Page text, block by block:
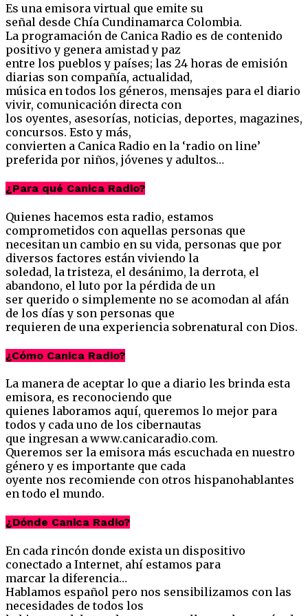
Es una emisora virtual que emite su
señal desde Chía Cundinamarca Colombia.
La programación de Canica Radio es de contenido
positivo y genera amistad y paz
entre los pueblos y países; las 24 horas de emisión
diarias son compañía, actualidad,
música en todos los géneros, mensajes para el diario
vivir, comunicación directa con
los oyentes, asesorías, noticias, deportes, magazines,
concursos. Esto y más,
convierten a Canica Radio en la ‘radio on line’
preferida por niños, jóvenes y adultos…
¿Para qué Canica Radio?
Quienes hacemos esta radio, estamos
comprometidos con aquellas personas que
necesitan un cambio en su vida, personas que por
diversos factores están viviendo la
soledad, la tristeza, el desánimo, la derrota, el
abandono, el luto por la pérdida de un
ser querido o simplemente no se acomodan al afán
de los días y son personas que
requieren de una experiencia sobrenatural con Dios.
¿Cómo Canica Radio?
La manera de aceptar lo que a diario les brinda esta
emisora, es reconociendo que
quienes laboramos aquí, queremos lo mejor para
todos y cada uno de los cibernautas
que ingresan a www.canicaradio.com.
Queremos ser la emisora más escuchada en nuestro
género y es importante que cada
oyente nos recomiende con otros hispanohablantes
en todo el mundo.
¿Dónde Canica Radio?
En cada rincón donde exista un dispositivo
conectado a Internet, ahí estamos para
marcar la diferencia…
Hablamos español pero nos sensibilizamos con las
necesidades de todos los